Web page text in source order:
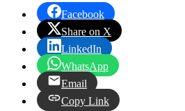
Facebook
Share on X
LinkedIn
WhatsApp
Email
Copy Link